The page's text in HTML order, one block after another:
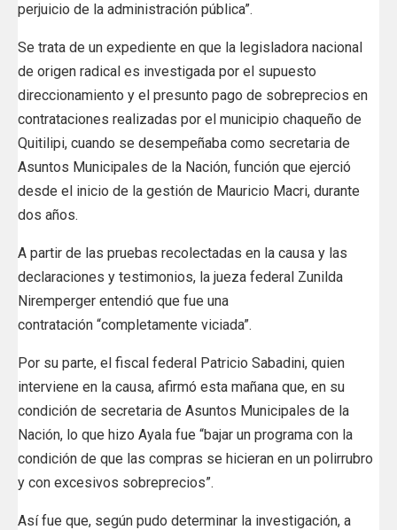
perjuicio de la administración pública”.
Se trata de un expediente en que la legisladora nacional
de origen radical es investigada por el supuesto
direccionamiento y el presunto pago de sobreprecios en
contrataciones realizadas por el municipio chaqueño de
Quitilipi, cuando se desempeñaba como secretaria de
Asuntos Municipales de la Nación, función que ejerció
desde el inicio de la gestión de Mauricio Macri, durante
dos años.
A partir de las pruebas recolectadas en la causa y las
declaraciones y testimonios, la jueza federal Zunilda
Niremperger entendió que fue una
contratación “completamente viciada”.
Por su parte, el fiscal federal Patricio Sabadini, quien
interviene en la causa, afirmó esta mañana que, en su
condición de secretaria de Asuntos Municipales de la
Nación, lo que hizo Ayala fue “bajar un programa con la
condición de que las compras se hicieran en un polirrubro
y con excesivos sobreprecios”.
Así fue que, según pudo determinar la investigación, a